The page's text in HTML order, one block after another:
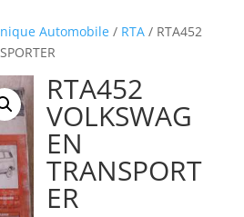
Automobile/ RTA/ RTA452
RTA452
VOLKSWAG
EN
TRANSPORT
ER